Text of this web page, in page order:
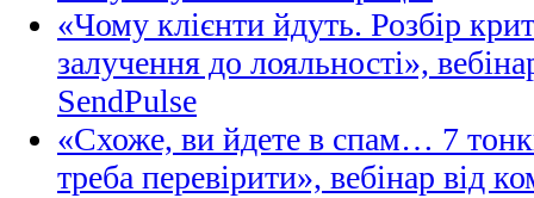
«Чому клієнти йдуть. Розбір
залучення до лояльності»,
SendPulse
«Схоже, ви йдете в спам… 7
треба перевірити», вебінар від